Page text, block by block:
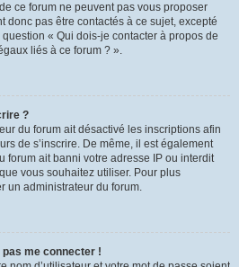
ce forum ne peuvent pas vous proposer
donc pas être contactés à ce sujet, excepté
question « Qui dois-je contacter à propos de
liés à ce forum ? ».
?
du forum ait désactivé les inscriptions afin
de s’inscrire. De même, il est également
forum ait banni votre adresse IP ou interdit
vous souhaitez utiliser. Pour plus
un administrateur du forum.
me connecter !